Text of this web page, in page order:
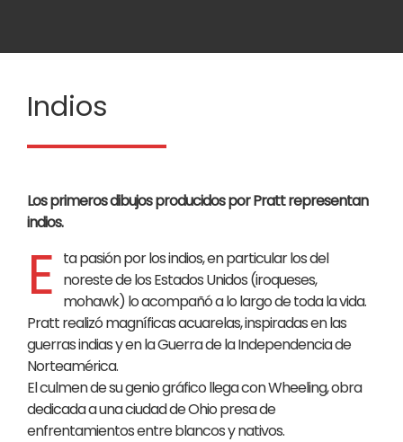
Indios
Los primeros dibujos producidos por Pratt representan
indios.
E ta pasión por los indios, en particular los del
noreste de los Estados Unidos (iroqueses,
mohawk) lo acompañó a lo largo de toda la vida.
Pratt realizó magníficas acuarelas, inspiradas en las
guerras indias y en la Guerra de la Independencia de
Norteamérica.
El culmen de su genio gráfico llega con Wheeling, obra
dedicada a una ciudad de Ohio presa de
enfrentamientos entre blancos y nativos.